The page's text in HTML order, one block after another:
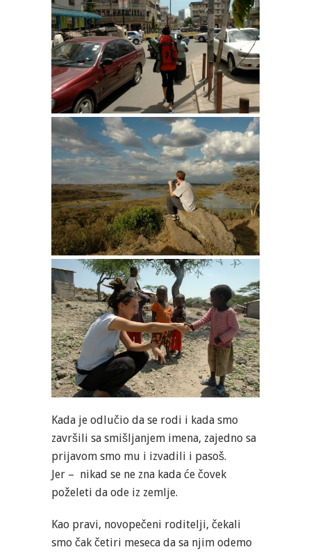
Kada je odlučio da se rodi i kada smo
završili sa smišljanjem imena, zajedno sa
prijavom smo mu i izvadili i pasoš.
Jer – nikad se ne zna kada će čovek
poželeti da ode iz zemlje.
Kao pravi, novopečeni roditelji, čekali
smo čak četiri meseca da sa njim odemo